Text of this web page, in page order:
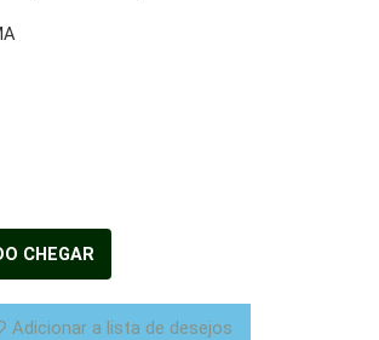
Adicionar a lista de desejos